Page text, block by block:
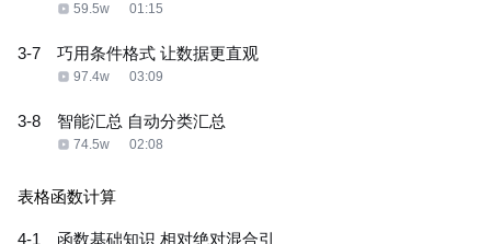
59.5w 01:15
3-7 巧用条件格式 让数据更直观
97.4w 03:09
3-8 智能汇总 自动分类汇总
74.5w 02:08
表格函数计算
4-1
函数基础知识 相对绝对混合引